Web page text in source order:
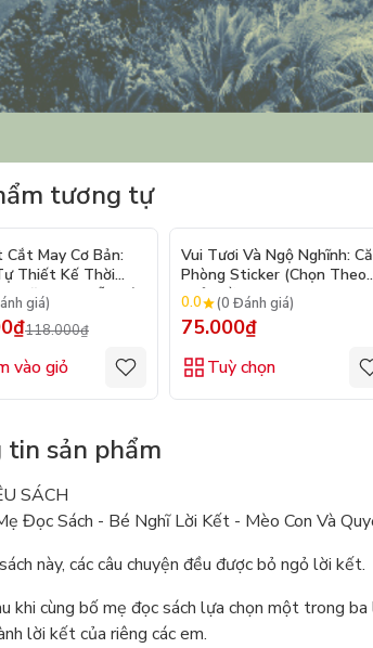
tương tự
- 10%
May Cơ Bản:
Thiết Kế Thời
Nữ - Tạo Mẫu Rập
Nhảy Size
giá)
118.000₫
vào giỏ
Vui Tươi Và Ngộ Nghĩnh:
Phòng Sticker (Chọn Theo
Chủ Đề) - Hơn 250 Sticker
0.0 (0 Đánh giá)
75.000₫
Tuỳ chọn
tin sản phẩm
SÁCH
Đọc Sách - Bé Nghĩ Lời Kết - Mèo Con Và
này, các câu chuyện đều được bỏ ngỏ lời kết.
khi cùng bố mẹ đọc sách lựa chọn một trong
lời kết của riêng các em.